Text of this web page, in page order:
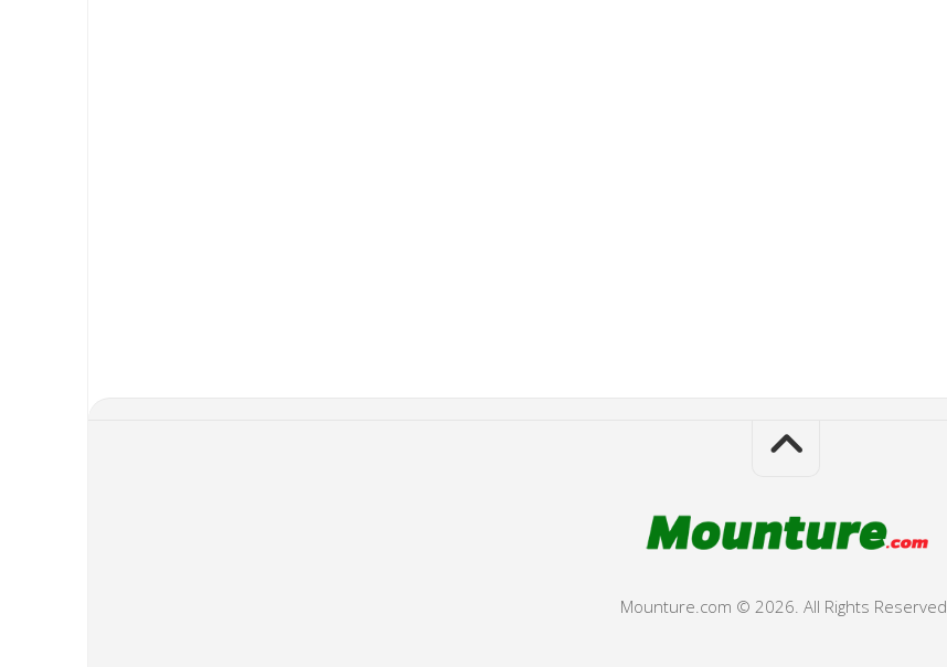
Mounture.com © 2026. All Rights Reserved.